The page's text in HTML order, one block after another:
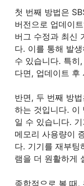
첫 번째 방법은
버전으로 업데이
버그 수정과 최신
다. 이를 통해 발
수 있습니다. 특히
다면, 업데이트 후
반면, 두 번째 방
하는 것입니다. 이
일 수 있습니다.
메모리 사용량이
다. 기기를 재부팅
램을 더 원활하게
종합적으로 볼 때,